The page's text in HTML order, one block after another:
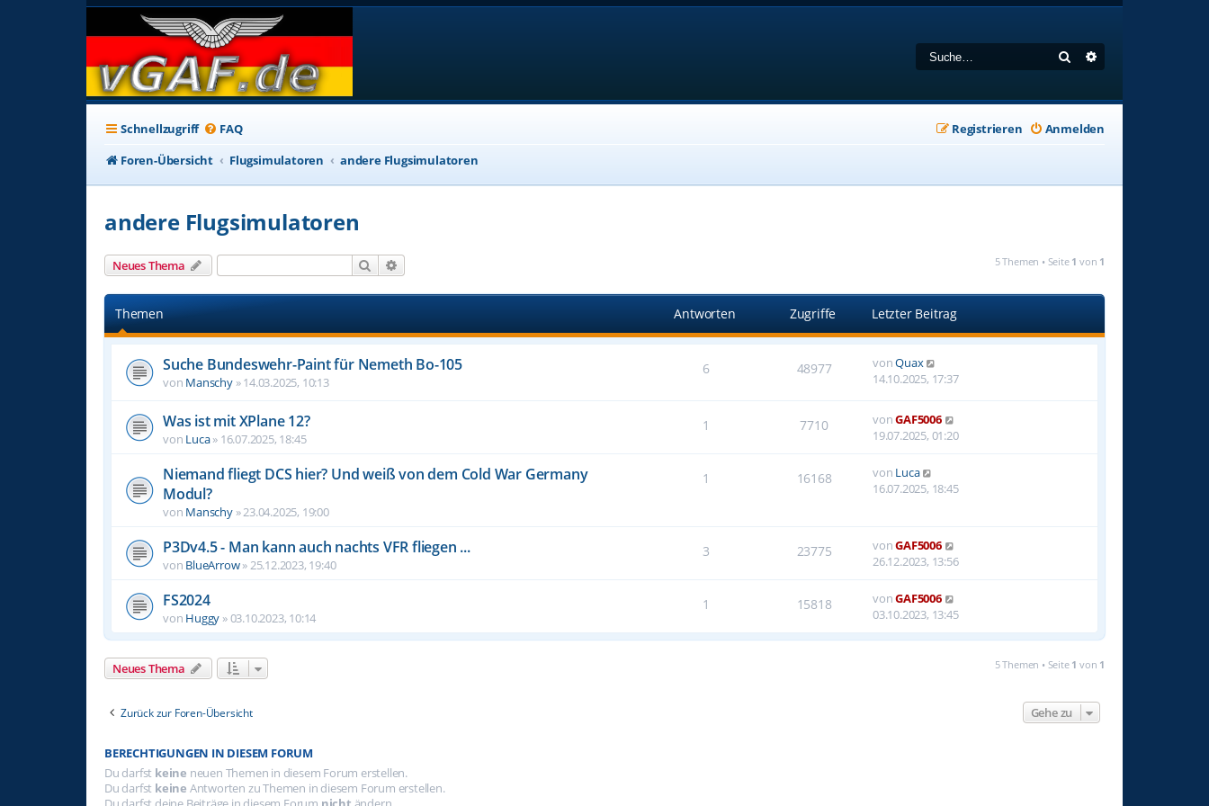
Suche
Schnellzugriff FAQ Anmelden
Registrieren
Foren-Übersicht
Flugsimulatoren andere Flugsimulatoren
andere Flugsimulatoren
Neues Thema Suche 5 Themen • Seite 1 von 1
Themen Antworten Zugriffe Letzter Beitrag
Suche Bundeswehr-Paint für Nemeth Bo-105
von Manschy»14.03.2025, 10:13
6 48977 vonQuax
14.10.2025, 17:37
Was ist mit XPlane 12?
von Luca» 16.07.2025, 18:45
1 7710 vonGAF5006
19.07.2025, 01:20
Niemand fliegt DCS hier? Und weiß von dem Cold War Germany
Modul?
von Manschy»23.04.2025, 19:00
1 16168 von Luca
16.07.2025, 18:45
P3Dv4.5 - Man kann auch nachts VFR fliegen ...
von BlueArrow»25.12.2023, 19:40
3 23775 vonGAF5006
26.12.2023, 13:56
FS2024
von Huggy »03.10.2023, 10:14
1 15818 vonGAF5006
03.10.2023, 13:45
Neues Thema 5 Themen • Seite 1 von 1
Zurück zur Foren-Übersicht Gehe zu
BERECHTIGUNGEN IN DIESEM FORUM
Du darfst keine neuen Themen in diesem Forum erstellen.
Du darfst keine Antworten zu Themen in diesem Forum erstellen.